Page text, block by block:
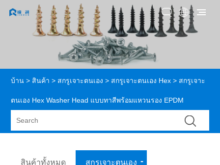
บ้าน > สินค้า > สกรูเจาะตนเอง > สกรูเจาะตนเอง Hex > สกรูเจาะ
ตนเอง Hex Washer Head แบบทาสีพร้อมแหวนรอง EPDM
สินค้าทั้งหมด สกรูเจาะตนเอง